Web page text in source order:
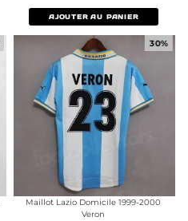
AJOUTER AU PANIER
30%
Maillot Lazio Domicile 1999-2000
Veron